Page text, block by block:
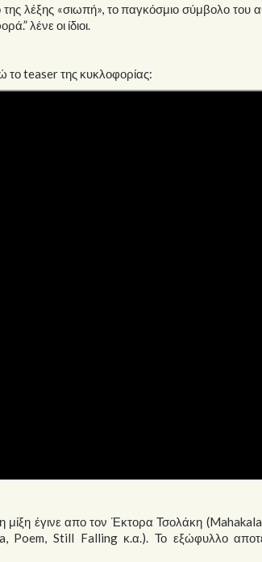
λέξης «σιωπή», το παγκόσμιο σύμβολο του
λένε οι ίδιοι.
το teaser της κυκλοφορίας:
έγινε απο τον Έκτορα Τσολάκη
Still Falling κ.α.). Το εξώφυλλο